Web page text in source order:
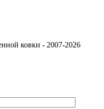
ковки - 2007-2026